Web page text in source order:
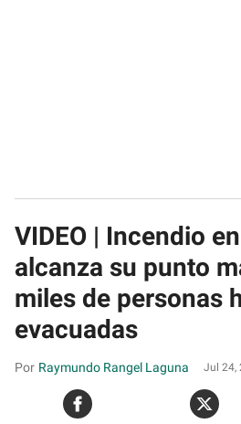
VIDEO | Incendio
alcanza su punto
miles de personas
evacuadas
Raymundo Rangel Laguna Jul 24,